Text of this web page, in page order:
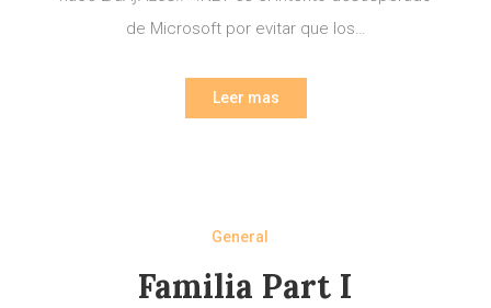
de Microsoft por evitar que los…
Leer mas
General
Familia Part I